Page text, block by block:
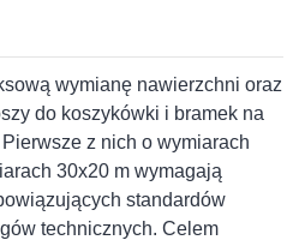
wymianę nawierzchni oraz
do koszykówki i bramek na
z nich o wymiarach
30x20 m wymagają
standardów
technicznych. Celem